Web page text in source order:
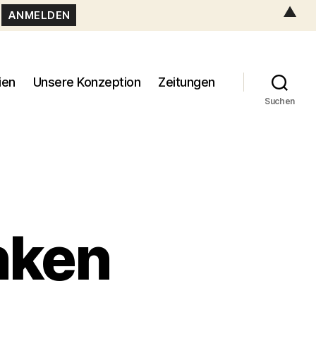
Unsere Konzeption Zeitungen
Suchen
▲